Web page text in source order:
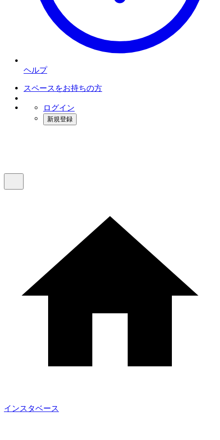
ヘルプ
スペースをお持ちの方
ログイン
新規登録
インスタベース